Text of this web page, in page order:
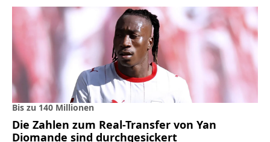
Bis zu 140 Millionen
Die Zahlen zum Real-Transfer von Yan
Diomande sind durchgesickert